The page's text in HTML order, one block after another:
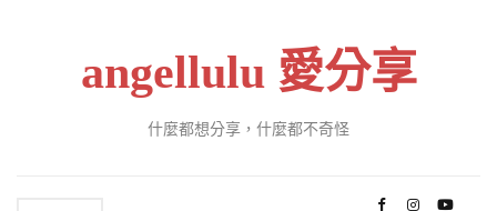
angellulu 愛分享
什麼都想分享，什麼都不奇怪